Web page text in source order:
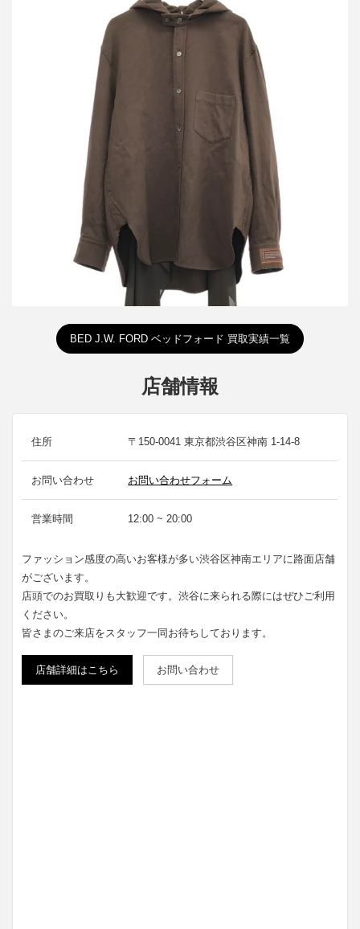
ベッドフォード 25AW Two Hooded フーデッドストールシャツ
買取金額14,500円
詳しく見る
BED J.W. FORD ベッドフォード 買取実績一覧
店舗情報
住所 〒150-0041 東京都渋谷区神南 1-14-8
お問い合わせ お問い合わせフォーム
営業時間 12:00 ~ 20:00
ファッション感度の高いお客様が多い渋谷区神南エリアに路面店舗
がございます。
店頭でのお買取りも大歓迎です。渋谷に来られる際にはぜひご利用
ください。
皆さまのご来店をスタッフ一同お待ちしております。
店舗詳細はこちら お問い合わせ